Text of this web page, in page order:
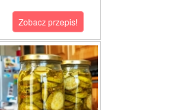
Zobacz przepis!